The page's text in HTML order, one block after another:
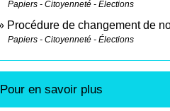
Papiers - Citoyenneté - Élections
Procédure de changement de
Papiers - Citoyenneté - Élections
Pour en savoir plus